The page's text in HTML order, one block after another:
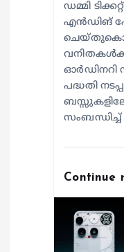
ഡമ്മി
എന്‍ഡിങ്
പദ്ധതി
Continue